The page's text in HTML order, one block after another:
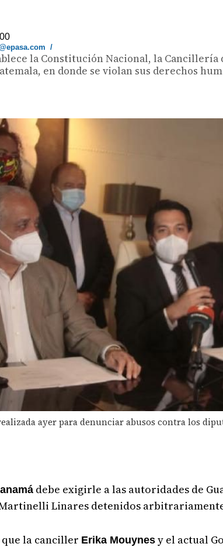
/
la Constitución Nacional, la Cancillería
en donde se violan sus derechos
ayer para denunciar abusos contra los
debe exigirle a las autoridades de
Linares detenidos
la canciller Erika Mouynes y el actual